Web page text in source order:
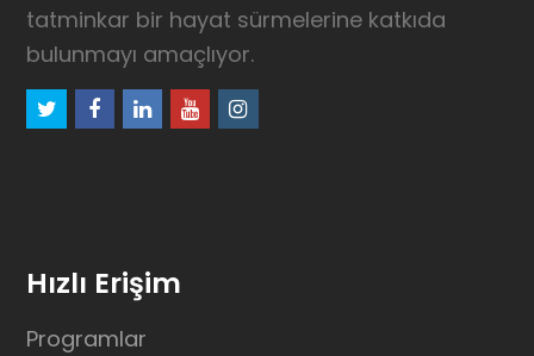
tatminkar bir hayat sürmelerine katkıda
bulunmayı amaçlıyor.
twitterfacebook
linkedinyoutubeinstagram
Hızlı Erişim
Programlar